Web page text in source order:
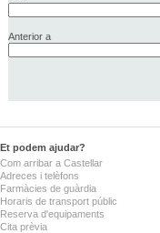
Anterior a
Et podem ajudar?
Com arribar a Castellar
Adreces i telèfons
Farmàcies de guàrdia
Horaris de transport públic
Reserva d'equipaments
Cita prèvia